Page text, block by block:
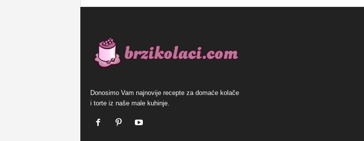
Donosimo Vam najnovije recepte za domaće kolače
i torte iz naše male kuhinje.